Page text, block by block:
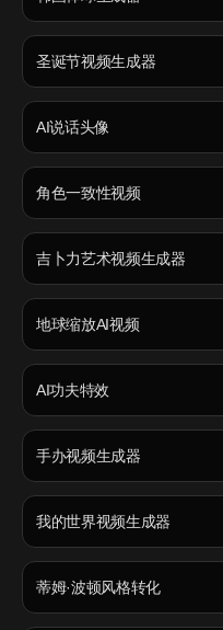
圣诞节视频生成器
AI说话头像
角色一致性视频
吉卜力艺术视频生成器
地球缩放AI视频
AI功夫特效
手办视频生成器
我的世界视频生成器
蒂姆·波顿风格转化